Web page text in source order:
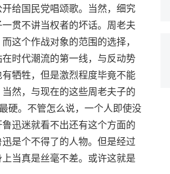
给国民党唱颂歌。当然，细究
贯不讲当权者的坏话。周老夫
这个作战对象的范围的选择，
时代潮流的第一线，与反动势
牺牲，但是激烈程度毕竟不能
然，与现在的这些周老夫子的
硬。不管怎么说，一个人即使没
迅迷就看不出还有这个方面的
是个不得了的人物。但是经过
当真是丝毫不差。或许这就是